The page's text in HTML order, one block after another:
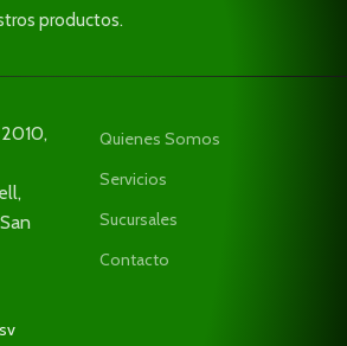
productos.
Quienes Somos
Servicios
Sucursales
Contacto